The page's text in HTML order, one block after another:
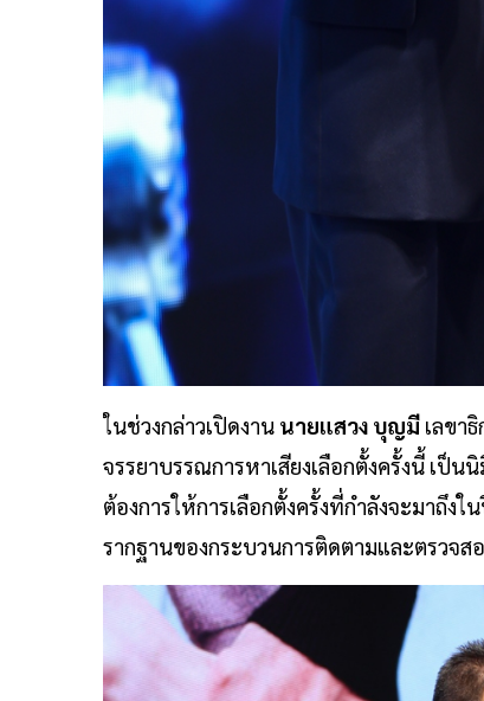
ในช่วงกล่าวเปิดงาน นายแสวง บุญมี เลขา
จรรยาบรรณการหาเสียงเลือกตั้งครั้งนี้ เป็
ต้องการให้การเลือกตั้งครั้งที่กำลังจะมาถึง
รากฐานของกระบวนการติดตามและตรวจส